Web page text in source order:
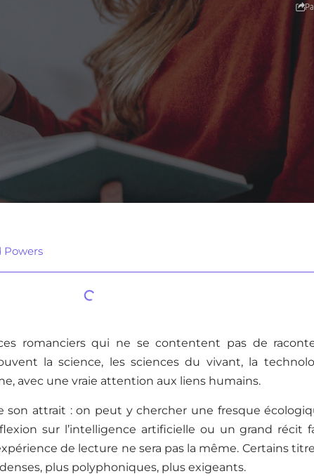
Powers
romanciers qui ne se contentent pas de
la science, les sciences du vivant, la
avec une vraie attention aux liens humains.
son attrait : on peut y chercher une fresque
sur l’intelligence artificielle ou un grand récit
de lecture ne sera pas la même. Certains
plus polyphoniques, plus exigeants.